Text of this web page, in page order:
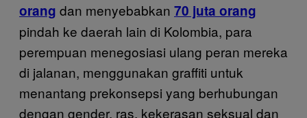
orang dan menyebabkan 70 juta orang
pindah ke daerah lain di Kolombia, para
perempuan menegosiasi ulang peran mereka
di jalanan, menggunakan graffiti untuk
menantang prekonsepsi yang berhubungan
dengan gender, ras, kekerasan seksual dan